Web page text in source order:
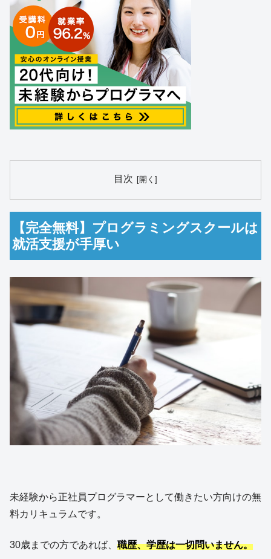
目次
【完全無料】プログラミングスクールは
就活支援が手厚い
未経験から正社員プログラマーとして働きたい方向けの無
料カリキュラムです。
30歳までの方であれば、 職歴、学歴は一切問いません。